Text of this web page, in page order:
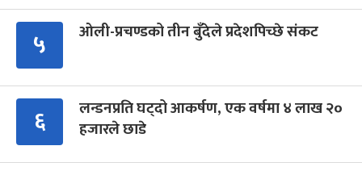
५ ओली-प्रचण्डको तीन बुँदेले प्रदेशपिच्छे संकट
६
लन्डनप्रति घट्दो आकर्षण, एक वर्षमा ४ लाख २०
हजारले छाडे